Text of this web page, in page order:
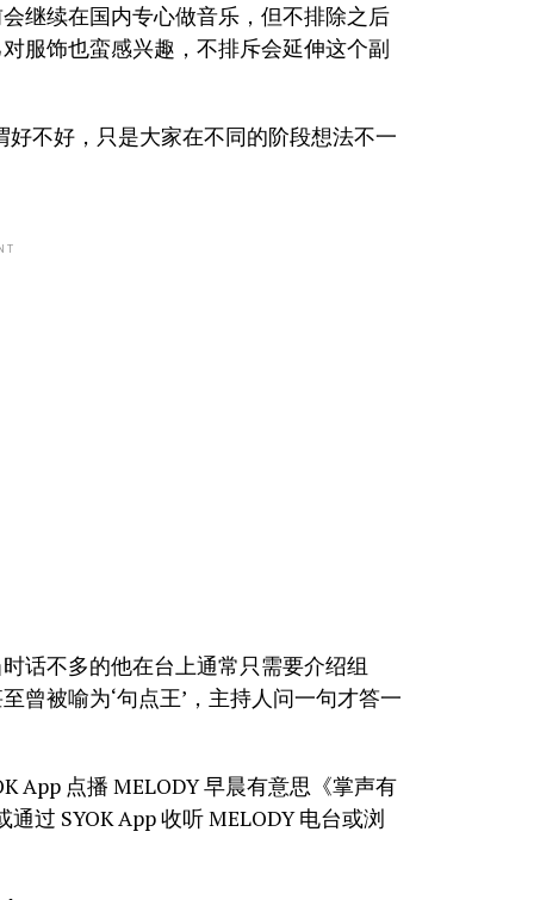
继续在国内专心做音乐，但不排除之后
服饰也蛮感兴趣，不排斥会延伸这个副
不好，只是大家在不同的阶段想法不一
话不多的他在台上通常只需要介绍组
曾被喻为‘句点王’，主持人问一句才答一
App 点播 MELODY 早晨有意思《掌声有
过 SYOK App 收听 MELODY 电台或浏